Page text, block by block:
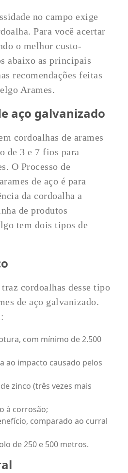
no campo exige
Para você acertar
o melhor custo-
abaixo as principais
recomendações feitas
Arames.
aço galvanizado
cordoalhas de arames
de 3 e 7 fios para
O Processo de
de aço é para
da cordoalha a
de produtos
tem dois tipos de
traz cordoalhas desse tipo
de aço galvanizado.
com mínimo de 2.500
ao impacto causado pelos
zinco (três vezes mais
à corrosão;
comparado ao curral
de 250 e 500 metros.